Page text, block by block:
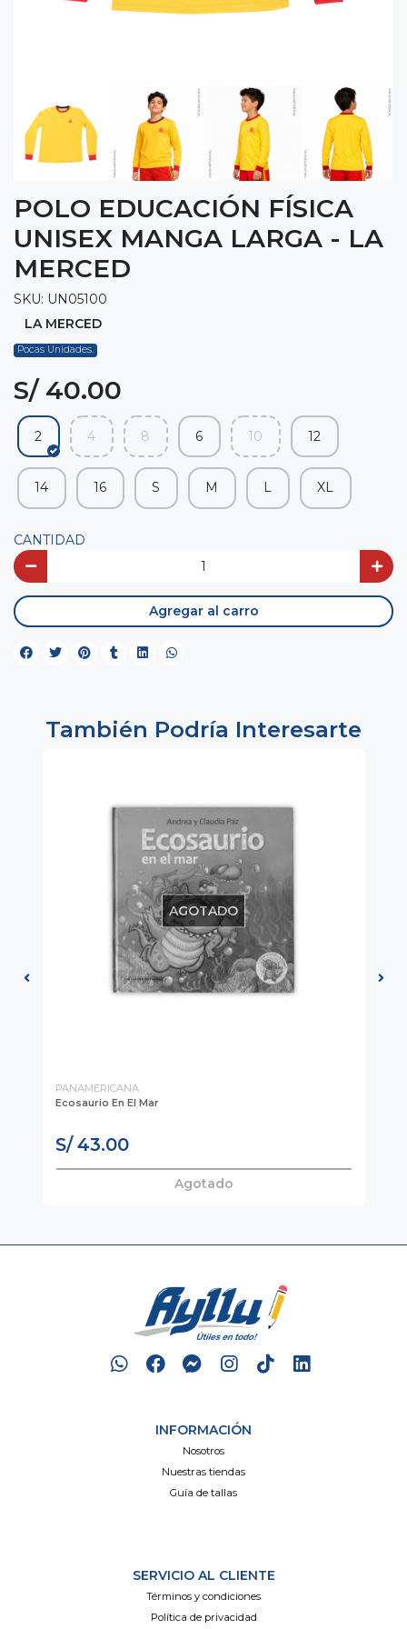
POLO EDUCACIÓN FÍSICA
UNISEX MANGA LARGA - LA
MERCED
SKU: UN05100
LA MERCED
Pocas Unidades.
S/ 40.00
2 4 8 6 10 12
14 16 S M L XL
CANTIDAD
Agregar al carro
También Podría Interesarte
AGOTADO
PANAMERICANA
Ecosaurio En El Mar
S/ 43.00
Agotado
INFORMACIÓN
Nosotros
Nuestras tiendas
Guía de tallas
SERVICIO AL CLIENTE
Términos y condiciones
Política de privacidad